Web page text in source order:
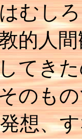
むし
的人
てき
のも
想、